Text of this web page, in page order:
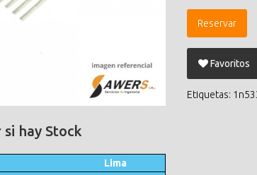
si hay Stock
Lima
Reservar
Favoritos
Etiquetas: